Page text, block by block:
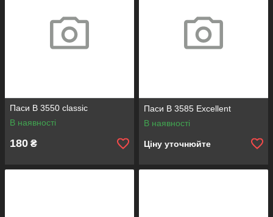
Паси B 3550 classic
В наявності
180 ₴
Паси B 3585 Excellent
В наявності
Ціну уточнюйте